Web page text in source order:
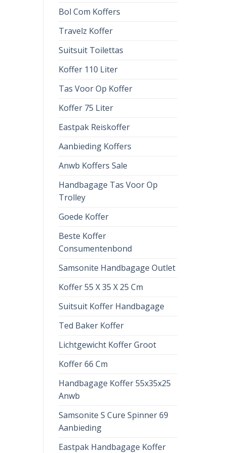
Bol Com Koffers
Travelz Koffer
Suitsuit Toilettas
Koffer 110 Liter
Tas Voor Op Koffer
Koffer 75 Liter
Eastpak Reiskoffer
Aanbieding Koffers
Anwb Koffers Sale
Handbagage Tas Voor Op
Trolley
Goede Koffer
Beste Koffer
Consumentenbond
Samsonite Handbagage Outlet
Koffer 55 X 35 X 25 Cm
Suitsuit Koffer Handbagage
Ted Baker Koffer
Lichtgewicht Koffer Groot
Koffer 66 Cm
Handbagage Koffer 55x35x25
Anwb
Samsonite S Cure Spinner 69
Aanbieding
Eastpak Handbagage Koffer